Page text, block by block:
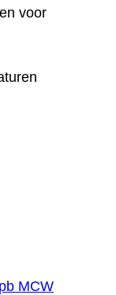
voor
MCW